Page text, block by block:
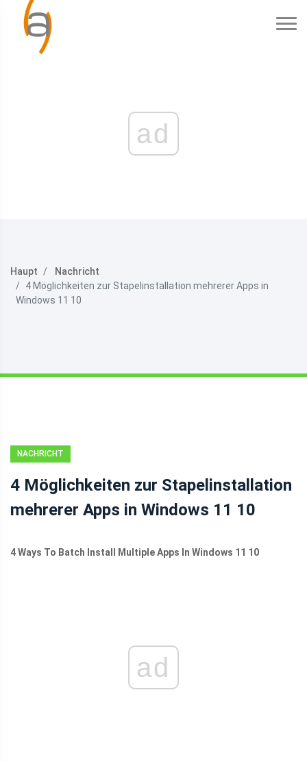
ad
Haupt
Nachricht
4 Möglichkeiten zur Stapelinstallation mehrerer Apps in
Windows 11 10
NACHRICHT
4 Möglichkeiten zur Stapelinstallation
mehrerer Apps in Windows 11 10
4 Ways To Batch Install Multiple Apps In Windows 11 10
ad